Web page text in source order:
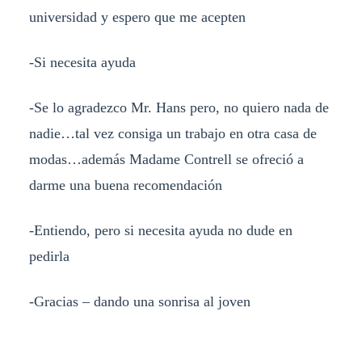
universidad y espero que me acepten
-Si necesita ayuda
-Se lo agradezco Mr. Hans pero, no quiero nada de
nadie…tal vez consiga un trabajo en otra casa de
modas…además Madame Contrell se ofreció a
darme una buena recomendación
-Entiendo, pero si necesita ayuda no dude en
pedirla
-Gracias – dando una sonrisa al joven